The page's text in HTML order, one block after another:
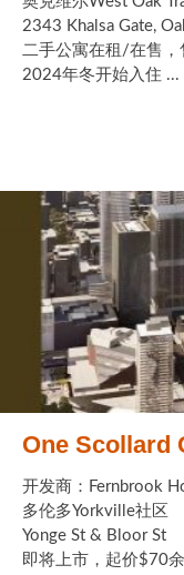
2343 Khalsa Gate,
二手公寓在租/在售，
2024年冬开始入住 ...
One Scollard
开发商：Fernbrook
多伦多Yorkville社区
Yonge St & Bloor St
即将上市，起价$70